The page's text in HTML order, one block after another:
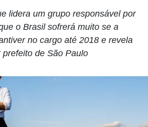
lidera um grupo responsável por
o Brasil sofrerá muito se a
no cargo até 2018 e revela
de São Paulo